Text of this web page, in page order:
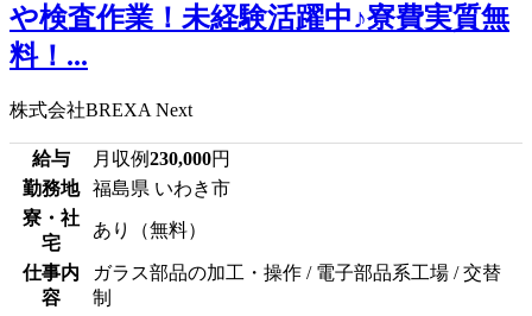
や検査作業！未経験活躍中♪寮費実質無
料！...
株式会社BREXA Next
給与 月収例230,000円
勤務地
福島県 いわき市
寮・社
宅
あり（無料）
仕事内
容
ガラス部品の加工・操作 / 電子部品系工場 / 交替
制